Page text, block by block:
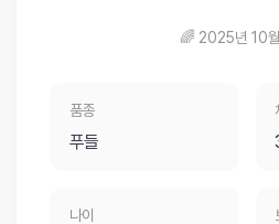
🌈 2025년 10
품종
푸들
나이